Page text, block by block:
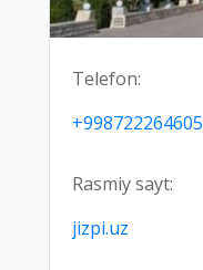
Telefon:
+998722264605
Rasmiy sayt:
jizpi.uz